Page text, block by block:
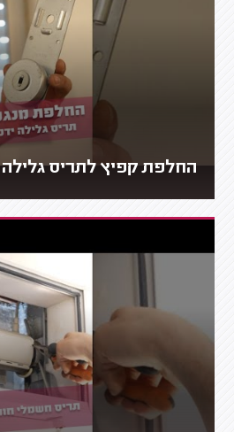
החלפת קפיץ לתריס גלילה